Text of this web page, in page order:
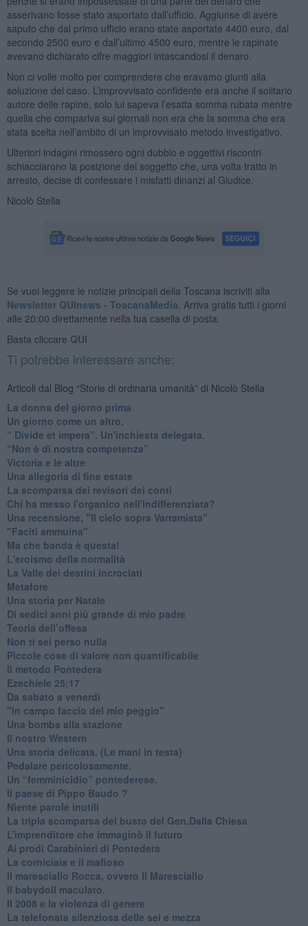
asserivano fosse stato asportato dall’ufficio. Aggiunse di avere
saputo che dal primo ufficio erano state asportate 4400 euro, dal
secondo 2500 euro e dall’ultimo 4500 euro, mentre le rapinate
avevano dichiarato cifre maggiori intascandosi il denaro.
Non ci volle molto per comprendere che eravamo giunti alla
soluzione del caso. L’improvvisato confidente era anche il solitario
autore delle rapine, solo lui sapeva l’esatta somma rubata mentre
quella che compariva sui giornali non era che la somma che era
stata scelta nell’ambito di un improvvisato metodo investigativo.
Ulteriori indagini rimossero ogni dubbio e oggettivi riscontri
schiacciarono la posizione del soggetto che, una volta tratto in
arresto, decise di confessare i misfatti dinanzi al Giudice.
Nicolò Stella
Se vuoi leggere le notizie principali della Toscana iscriviti alla
Newsletter QUInews - ToscanaMedia. Arriva gratis tutti i giorni
alle 20:00 direttamente nella tua casella di posta.
Basta cliccare QUI
Ti potrebbe interessare anche:
Articoli dal Blog “Storie di ordinaria umanità” di Nicolò Stella
​La donna del giorno prima
​Un giorno come un altro.
​“ Divide et impera”. Un'inchiesta delegata.
“Non è di nostra competenza”
​Victoria e le altre
Una allegoria di fine estate
La scomparsa dei revisori dei conti
Chi ha messo l'organico nell'indifferenziata?
Una recensione, "Il cielo sopra Varramista"
​"Faciti ammuina"
Ma che banda è questa!
L'eroismo della normalità
​La Valle dei destini incrociati
Metafore
​Una storia per Natale
​Di sedici anni più grande di mio padre
Teoria dell’offesa
​Non ti sei perso nulla
​Piccole cose di valore non quantificabile
​Il metodo Pontedera
​Ezechiele 25:17
Da sabato a venerdì
"In campo faccio del mio peggio"
Una bomba alla stazione
Il nostro Western
Una storia delicata. (Le mani in testa)
Pedalare pericolosamente.
Un “femminicidio” pontederese.
Il paese di Pippo Baudo ?
Niente parole inutili
La tripla scomparsa del busto del Gen.Dalla Chiesa
​L’imprenditore che immaginò il futuro
Ai prodi Carabinieri di Pontedera
​La corniciaia e il mafioso
Il maresciallo Rocca, ovvero Il Maresciallo
​Il babydoll maculato.
​Il 2008 e la violenza di genere
La telefonata silenziosa delle sei e mezza